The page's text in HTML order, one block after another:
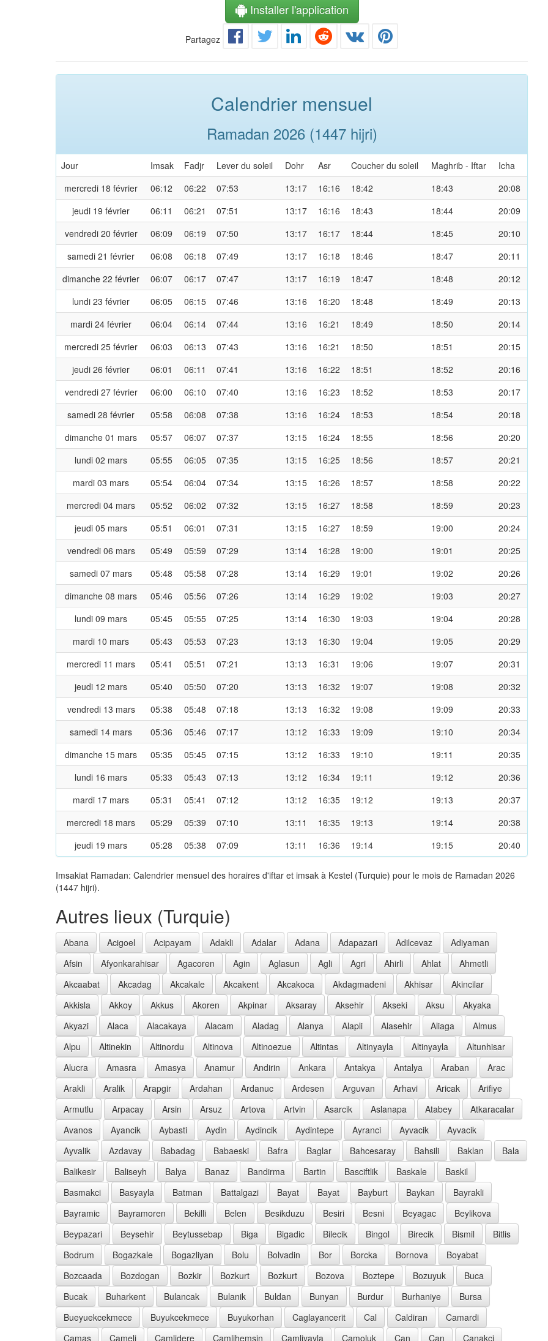
Installer l'application
Partagez
Calendrier mensuel
Ramadan 2026 (1447 hijri)
Jour Imsak Fadjr Lever du soleil Dohr Asr Coucher du soleil Maghrib - Iftar
Icha
mercredi 18 février
06:12 06:22 07:53 13:17 16:16 18:42 18:43
20:08
jeudi 19 février
06:11 06:21 07:51 13:17 16:16 18:43 18:44
20:09
vendredi 20 février
06:09 06:19 07:50 13:17 16:17 18:44 18:45
20:10
samedi 21 février
06:08 06:18 07:49 13:17 16:18 18:46 18:47
20:11
dimanche 22 février
06:07 06:17 07:47 13:17 16:19 18:47 18:48
20:12
lundi 23 février
06:05 06:15 07:46 13:16 16:20 18:48 18:49
20:13
mardi 24 février
06:04 06:14 07:44 13:16 16:21 18:49 18:50
20:14
mercredi 25 février
06:03 06:13 07:43 13:16 16:21 18:50 18:51
20:15
jeudi 26 février
06:01 06:11 07:41 13:16 16:22 18:51 18:52
20:16
vendredi 27 février
06:00 06:10 07:40 13:16 16:23 18:52 18:53
20:17
samedi 28 février
05:58 06:08 07:38 13:16 16:24 18:53 18:54
20:18
dimanche 01 mars
05:57 06:07 07:37 13:15 16:24 18:55 18:56
20:20
lundi 02 mars
05:55 06:05 07:35 13:15 16:25 18:56 18:57
20:21
mardi 03 mars
05:54 06:04 07:34 13:15 16:26 18:57 18:58
20:22
mercredi 04 mars
05:52 06:02 07:32 13:15 16:27 18:58 18:59
20:23
jeudi 05 mars
05:51 06:01 07:31 13:15 16:27 18:59 19:00
20:24
vendredi 06 mars
05:49 05:59 07:29 13:14 16:28 19:00 19:01
20:25
samedi 07 mars
05:48 05:58 07:28 13:14 16:29 19:01 19:02
20:26
dimanche 08 mars
05:46 05:56 07:26 13:14 16:29 19:02 19:03
20:27
lundi 09 mars
05:45 05:55 07:25 13:14 16:30 19:03 19:04
20:28
mardi 10 mars
05:43 05:53 07:23 13:13 16:30 19:04 19:05
20:29
mercredi 11 mars
05:41 05:51 07:21 13:13 16:31 19:06 19:07
20:31
jeudi 12 mars
05:40 05:50 07:20 13:13 16:32 19:07 19:08
20:32
vendredi 13 mars
05:38 05:48 07:18 13:13 16:32 19:08 19:09
20:33
samedi 14 mars
05:36 05:46 07:17 13:12 16:33 19:09 19:10
20:34
dimanche 15 mars
05:35 05:45 07:15 13:12 16:33 19:10 19:11
20:35
lundi 16 mars
05:33 05:43 07:13 13:12 16:34 19:11 19:12
20:36
mardi 17 mars
05:31 05:41 07:12 13:12 16:35 19:12 19:13
20:37
mercredi 18 mars
05:29 05:39 07:10 13:11 16:35 19:13 19:14
20:38
jeudi 19 mars
05:28 05:38 07:09 13:11 16:36 19:14 19:15 20:40
Imsakiat Ramadan: Calendrier mensuel des horaires d'iftar et imsak à Kestel (Turquie) pour le mois de Ramadan 2026
(1447 hijri).
Autres lieux (Turquie)
Abana Acigoel Acipayam Adakli Adalar Adana Adapazari Adilcevaz
Adiyaman
Afsin
Afyonkarahisar Agacoren Agin Aglasun Agli Agri Ahirli Ahlat
Ahmetli
Akcaabat
Akcadag Akcakale Akcakent Akcakoca Akdagmadeni Akhisar
Akincilar
Akkisla
Akkoy Akkus Akoren Akpinar Aksaray Aksehir Akseki Aksu
Akyaka
Akyazi
Alaca Alacakaya Alacam Aladag Alanya Alapli Alasehir Aliaga
Almus
Alpu
Altinekin Altinordu Altinova Altinoezue Altintas Altinyayla Altinyayla
Altunhisar
Alucra
Amasra Amasya Anamur Andirin Ankara Antakya Antalya Araban
Arac
Arakli
Aralik Arapgir Ardahan Ardanuc Ardesen Arguvan Arhavi Aricak
Arifiye
Armutlu
Arpacay Arsin Arsuz Artova Artvin Asarcik Aslanapa Atabey
Atkaracalar
Avanos
Ayancik Aybasti Aydin Aydincik Aydintepe Ayranci Ayvacik
Ayvacik
Ayvalik
Azdavay Babadag Babaeski Bafra Baglar Bahcesaray Bahsili Baklan
Bala
Balikesir
Baliseyh Balya Banaz Bandirma Bartin Basciftlik Baskale
Baskil
Basmakci
Basyayla Batman Battalgazi Bayat Bayat Bayburt Baykan
Bayrakli
Bayramic
Bayramoren Bekilli Belen Besikduzu Besiri Besni Beyagac
Beylikova
Beypazari
Beysehir Beytussebap Biga Bigadic Bilecik Bingol Birecik Bismil
Bitlis
Bodrum
Bogazkale Bogazliyan Bolu Bolvadin Bor Borcka Bornova
Boyabat
Bozcaada
Bozdogan Bozkir Bozkurt Bozkurt Bozova Boztepe Bozuyuk
Buca
Bucak
Buharkent Bulancak Bulanik Buldan Bunyan Burdur Burhaniye
Bursa
Bueyuekcekmece
Buyukcekmece Buyukorhan Caglayancerit Cal Caldiran
Camardi
Camas
Cameli Camlidere Camlihemsin Camliyayla Camoluk Can Can Canakci